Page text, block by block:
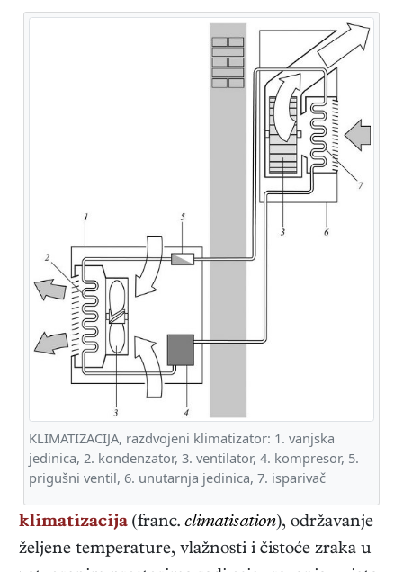
KLIMATIZACIJA, razdvojeni klimatizator: 1. vanjska
jedinica, 2. kondenzator, 3. ventilator, 4. kompresor, 5.
prigušni ventil, 6. unutarnja jedinica, 7. isparivač
klimatizacija (franc. climatisation), održavanje
željene temperature, vlažnosti i čistoće zraka u